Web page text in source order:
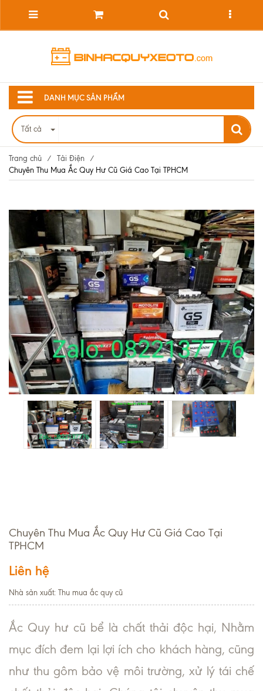
DANH MỤC SẢN PHẨM
Tất cả
Trang chủ / Tải Điện
/
Chuyên Thu Mua Ắc Quy Hư Cũ Giá Cao Tại TPHCM
Chuyên Thu Mua Ắc Quy Hư Cũ Giá Cao Tại
TPHCM
Liên hệ
Nhà sản xuất: Thu mua ắc quy cũ
Ắc Quy hư cũ bể là chất thải độc hại, Nhằm
mục đích đem lại lợi ích cho khách hàng, cũng
như thu gôm bảo vệ môi trường, xử lý tái chế